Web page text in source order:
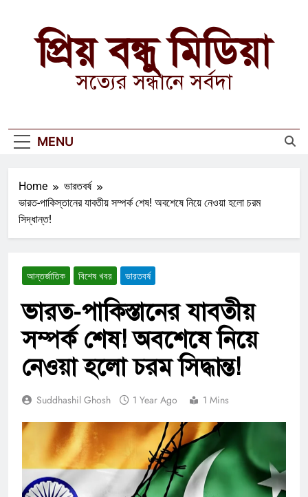
contentপ্রিয় বন্ধু মিডিয়া
সত্যের সন্ধানে সর্বদা
MENU
Home
ভারতবর্ষ
ভারত-পাকিস্তানের যাবতীয় সম্পর্ক শেষ! অবশেষে নিয়ে নেওয়া হলো চরম
সিদ্ধান্ত!
আন্তর্জাতিক বিশেষ খবর ভারতবর্ষ
ভারত-পাকিস্তানের যাবতীয়
সম্পর্ক শেষ! অবশেষে নিয়ে
নেওয়া হলো চরম সিদ্ধান্ত!
Suddhashil Ghosh 1 Year Ago 1 Mins